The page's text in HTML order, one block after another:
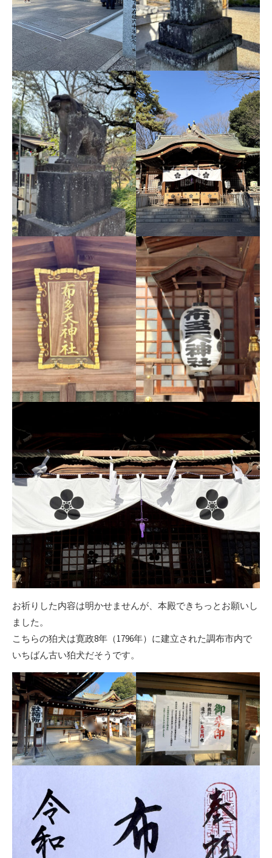
お祈りした内容は明かせませんが、本殿できちっとお願いし
ました。
こちらの狛犬は寛政8年（1796年）に建立された調布市内で
いちばん古い狛犬だそうです。